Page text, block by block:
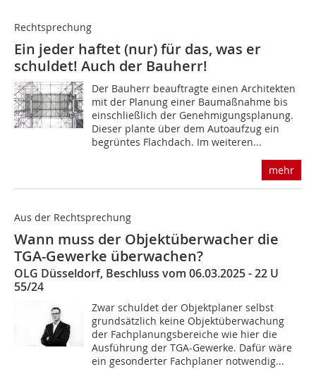
Rechtsprechung
Ein jeder haftet (nur) für das, was er
schuldet! Auch der Bauherr!
Der Bauherr beauftragte einen Architekten
mit der Planung einer Baumaßnahme bis
einschließlich der Genehmigungsplanung.
Dieser plante über dem Autoaufzug ein
begrüntes Flachdach. Im weiteren...
mehr
Aus der Rechtsprechung
Wann muss der Objektüberwacher die
TGA-Gewerke überwachen?
OLG Düsseldorf, Beschluss vom 06.03.2025 - 22 U
55/24
Zwar schuldet der Objektplaner selbst
grundsätzlich keine Objektüberwachung
der Fachplanungsbereiche wie hier die
Ausführung der TGA-Gewerke. Dafür wäre
ein gesonderter Fachplaner notwendig...